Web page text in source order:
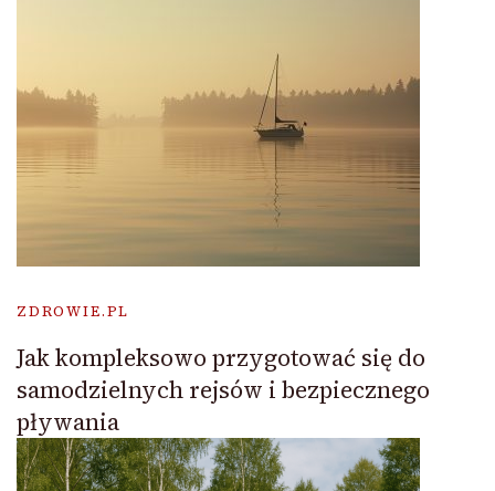
ZDROWIE.PL
Jak kompleksowo przygotować się do
samodzielnych rejsów i bezpiecznego
pływania